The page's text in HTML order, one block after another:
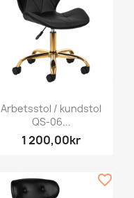
Arbetsstol / kundstol
QS-06...
1 200,00kr
favorite_border